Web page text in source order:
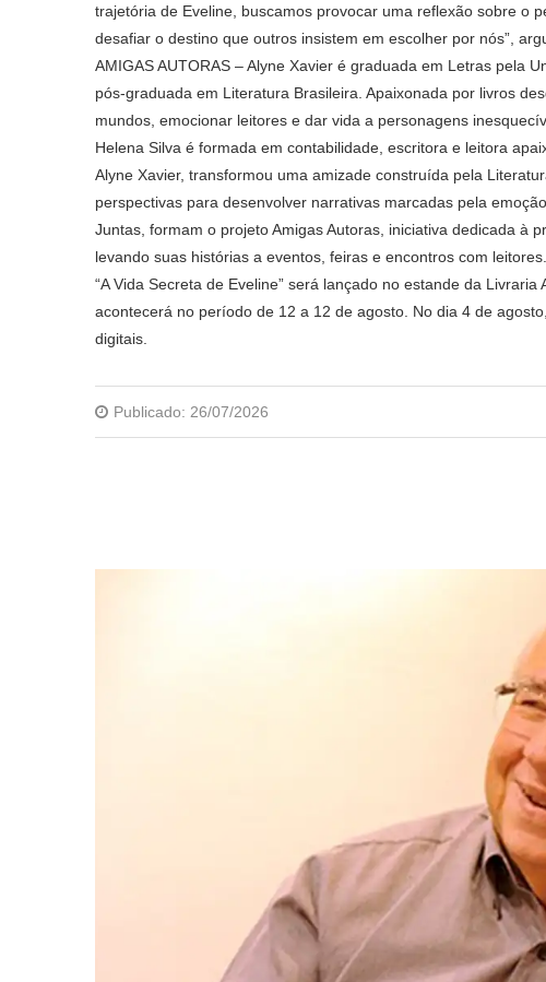
trajetória de Eveline, buscamos provocar uma reflexão sobre o
desafiar o destino que outros insistem em escolher por nós”,
AMIGAS AUTORAS – Alyne Xavier é graduada em Letras pela
pós-graduada em Literatura Brasileira. Apaixonada por livros
mundos, emocionar leitores e dar vida a personagens
Helena Silva é formada em contabilidade, escritora e leitora
Alyne Xavier, transformou uma amizade construída pela
perspectivas para desenvolver narrativas marcadas pela
Juntas, formam o projeto Amigas Autoras, iniciativa dedicada à
levando suas histórias a eventos, feiras e encontros com leitores.
“A Vida Secreta de Eveline” será lançado no estande da
acontecerá no período de 12 a 12 de agosto. No dia 4 de
digitais.
Publicado: 26/07/2026